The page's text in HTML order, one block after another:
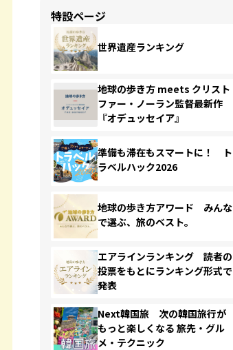
特設ページ
世界遺産ランキング
地球の歩き方 meets クリスト
ファー・ノーラン監督最新作
『オデュッセイア』
準備も滞在もスマートに！ ト
ラベルハック2026
地球の歩き方アワード みんな
で選ぶ、旅のベスト。
エアラインランキング 読者の
投票をもとにランキング形式で
発表
Next韓国旅 次の韓国旅行が
もっと楽しくなる 旅先・グル
メ・テクニック